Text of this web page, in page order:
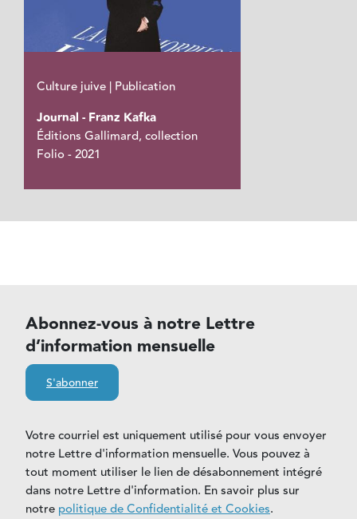
Culture juive | Publication
Journal - Franz Kafka
Éditions Gallimard, collection
Folio - 2021
Abonnez-vous à notre Lettre
d’information mensuelle
S'abonner
Votre courriel est uniquement utilisé pour vous envoyer
notre Lettre d'information mensuelle. Vous pouvez à
tout moment utiliser le lien de désabonnement intégré
dans notre Lettre d'information. En savoir plus sur
notre politique de Confidentialité et Cookies.